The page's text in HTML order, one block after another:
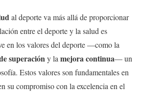
al deporte va más allá de proporcionar
entre el deporte y la salud es
en los valores del deporte —como la
superacióny la mejora continua— un
Estos valores son fundamentales en
su compromiso con la excelencia en el